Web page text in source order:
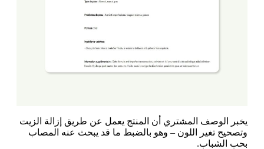
يخبر الوصف المشتري أن المنتج يعمل عن طريق إزالة الزيت
وتصحيح تغير اللون – وهو بالضبط ما قد يبحث عنه المصاب
بحب الشباب.